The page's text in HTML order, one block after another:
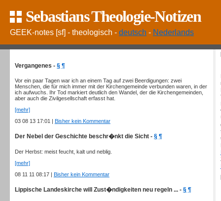
Sebastians Theologie-Notizen
GEEK-notes [sf] - theologisch - deutsch - Nederlands
Vergangenes - § ¶
Vor ein paar Tagen war ich an einem Tag auf zwei Beerdigungen: zwei
Menschen, die für mich immer mit der Kirchengemeinde verbunden waren, in der
ich aufwuchs. Ihr Tod markiert deutlich den Wandel, der die Kirchengemeinden,
aber auch die Zivilgesellschaft erfasst hat.
[mehr]
03 08 13 17:01 | Bisher kein Kommentar
Der Nebel der Geschichte beschr�nkt die Sicht - § ¶
Der Herbst: meist feucht, kalt und neblig.
[mehr]
08 11 11 08:17 | Bisher kein Kommentar
Lippische Landeskirche will Zust�ndigkeiten neu regeln ... - § ¶